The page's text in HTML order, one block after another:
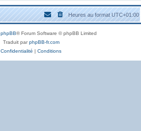
Heures au formatUTC+01:00
phpBB® Forum Software © phpBB Limited
Traduit parphpBB-fr.com
Confidentialité | Conditions